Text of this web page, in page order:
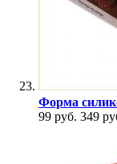
Форма
99 руб. 349